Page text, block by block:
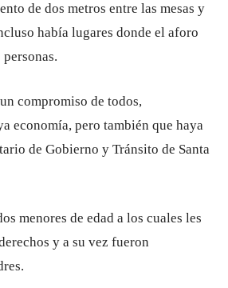
de dos metros entre las mesas y
había lugares donde el aforo
compromiso de todos,
economía, pero también que haya
de Gobierno y Tránsito de Santa
menores de edad a los cuales les
y a su vez fueron